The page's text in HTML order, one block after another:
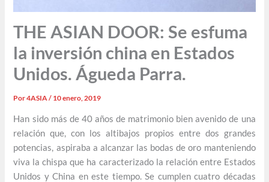
THE ASIAN DOOR: Se esfuma
la inversión china en Estados
Unidos. Águeda Parra.
Por4ASIA/ 10 enero, 2019
Han sido más de 40 años de matrimonio bien avenido de una
relación que, con los altibajos propios entre dos grandes
potencias, aspiraba a alcanzar las bodas de oro manteniendo
viva la chispa que ha caracterizado la relación entre Estados
Unidos y China en este tiempo. Se cumplen cuatro décadas